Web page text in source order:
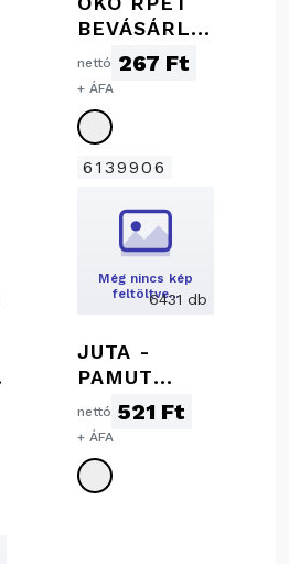
BEVÁSÁRLÓ
ZSÁK
nettó 267 Ft
+ ÁFA
6139906
Még nincs kép
feltöltve…6431 db
JUTA -
PAMUT
BEVÁSÁRLÓ
TÁSKA
nettó 521 Ft
+ ÁFA